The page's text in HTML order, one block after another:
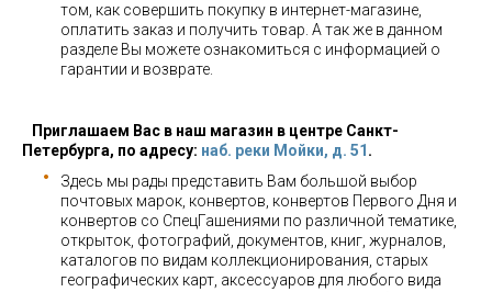
том, как совершить покупку в интернет-магазине,
оплатить заказ и получить товар. А так же в данном
разделе Вы можете ознакомиться с информацией о
гарантии и возврате.
Приглашаем Вас в наш магазин в центре Санкт-
Петербурга, по адресу: наб. реки Мойки, д. 51 .
Здесь мы рады представить Вам большой выбор
почтовых марок, конвертов, конвертов Первого Дня и
конвертов со СпецГашениями по различной тематике,
открыток, фотографий, документов, книг, журналов,
каталогов по видам коллекционирования, старых
географических карт, аксессуаров для любого вида